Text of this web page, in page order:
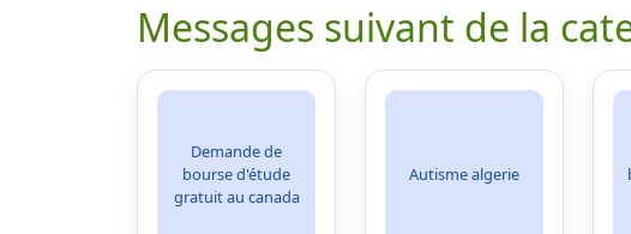
Messages suivant de la
Demande de
bourse d'étude
gratuit au canada
Autisme algerie